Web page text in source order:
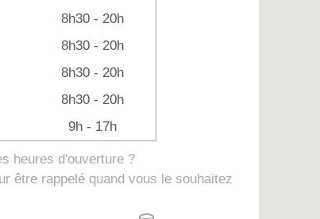
8h30 - 20h
8h30 - 20h
8h30 - 20h
8h30 - 20h
9h - 17h
heures d'ouverture ?
être rappelé quand vous le souhaitez